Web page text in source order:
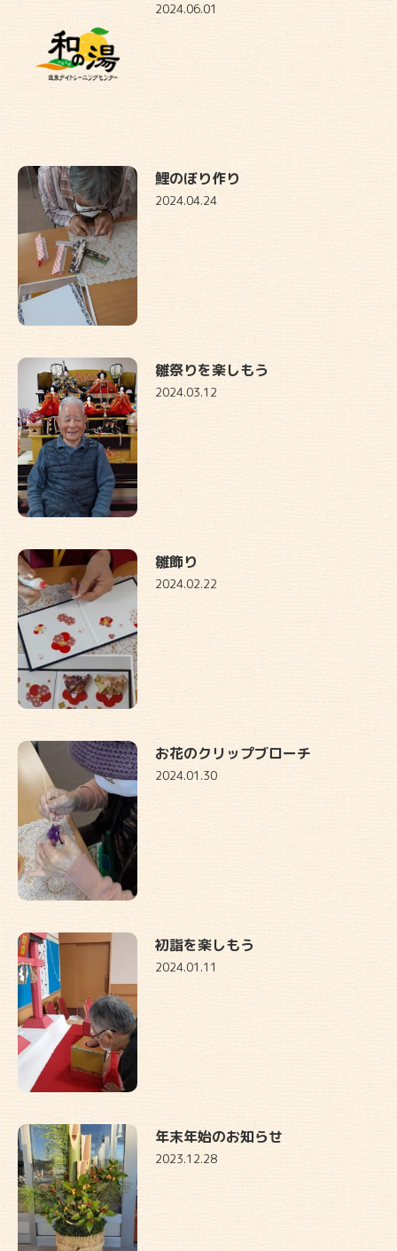
2024.06.01
鯉のぼり作り
2024.04.24
雛祭りを楽しもう
2024.03.12
雛飾り
2024.02.22
お花のクリップブローチ
2024.01.30
初詣を楽しもう
2024.01.11
年末年始のお知らせ
2023.12.28